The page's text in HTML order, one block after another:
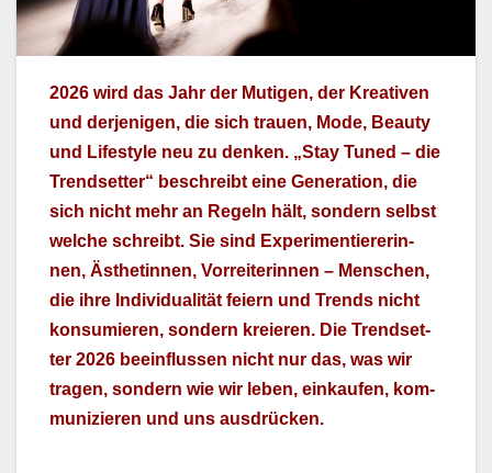
2026 wird das Jahr der Muti­gen, der Kreativ­en
und der­jeni­gen, die sich trauen, Mode, Beau­ty
und Lifestyle neu zu denken. „Stay Tuned – die
Trend­set­ter“ beschreibt eine Gen­er­a­tion, die
sich nicht mehr an Regeln hält, son­dern selb­st
welche schreibt. Sie sind Exper­i­men­tiererin­
nen, Ästhetinnen, Vor­re­i­t­erin­nen – Men­schen,
die ihre Indi­vid­u­al­ität feiern und Trends nicht
kon­sum­ieren, son­dern kreieren. Die Trend­set­
ter 2026 bee­in­flussen nicht nur das, was wir
tra­gen, son­dern wie wir leben, einkaufen, kom­
mu­nizieren und uns aus­drück­en.